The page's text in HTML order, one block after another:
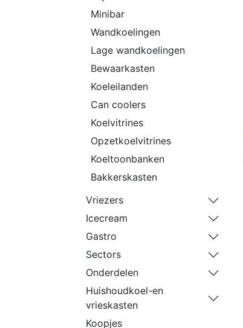
Minibar
Wandkoelingen
Lage wandkoelingen
Bewaarkasten
Koeleilanden
Can coolers
Koelvitrines
Opzetkoelvitrines
Koeltoonbanken
Bakkerskasten
Vriezers
Icecream
Gastro
Sectors
Onderdelen
Huishoudkoel-en
vrieskasten
Koopjes